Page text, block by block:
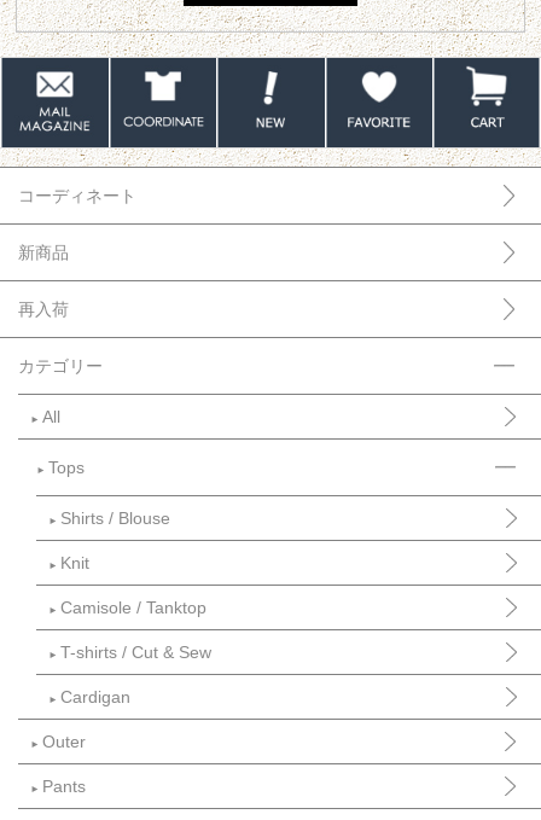
コーディネート
新商品
再入荷
カテゴリー
► All
► Tops
► Shirts / Blouse
► Knit
► Camisole / Tanktop
► T-shirts / Cut & Sew
► Cardigan
► Outer
► Pants